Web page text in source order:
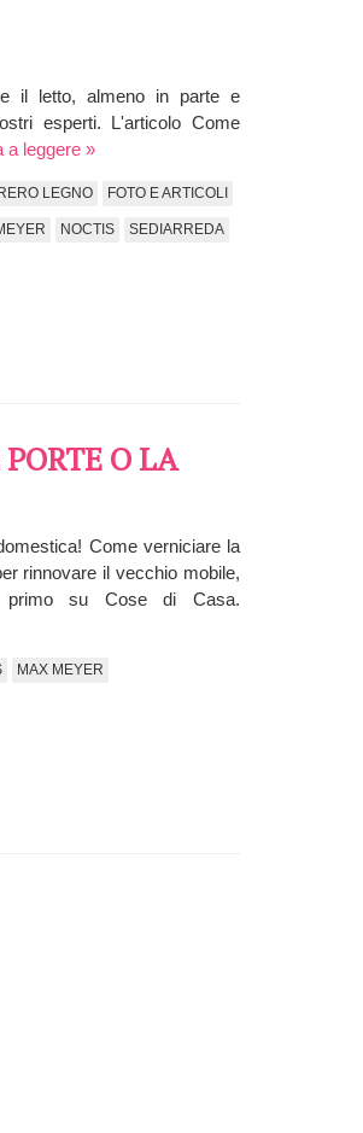
il letto, almeno in parte e
esperti. L'articolo Come
a leggere »
LEGNO FOTO E ARTICOLI
NOCTIS SEDIARREDA
O LA
Come verniciare la
rinnovare il vecchio mobile,
su Cose di Casa.
MAX MEYER